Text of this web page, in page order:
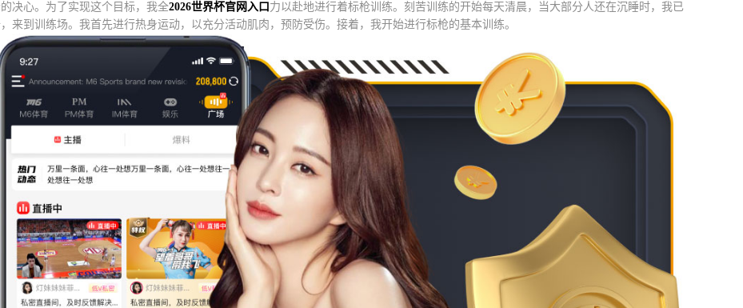
决心。为了实现这个目标，我全2026世界杯官网入口 力以赴地进行着标枪训练。刻苦训练的开始每天清晨，当大部分人还在沉睡时，我已
来到训练场。我首先进行热身运动，以充分活动肌肉，预防受伤。接着，我开始进行标枪的基本训练。